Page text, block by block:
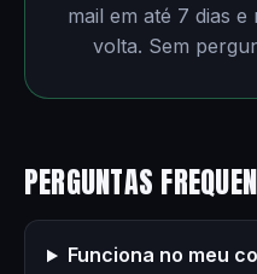
mail em até 7 dias
volta. Sem
PERGUNTAS
Funciona no meu